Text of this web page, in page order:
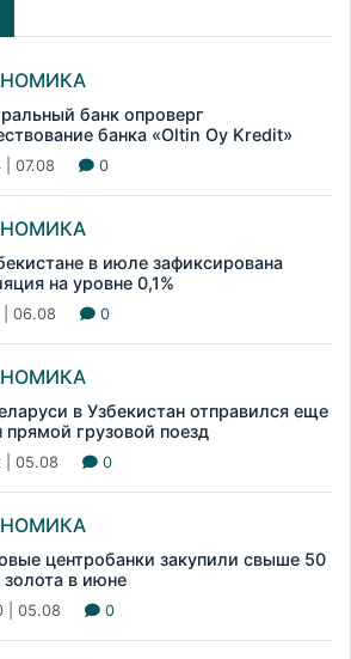
банк опроверг
банка «Oltin Oy Kredit»
| 07.08 0
в июле зафиксирована
на уровне 0,1%
| 06.08 0
в Узбекистан отправился еще
прямой грузовой поезд
| 05.08 0
центробанки закупили свыше 50
золота в июне
| 05.08 0